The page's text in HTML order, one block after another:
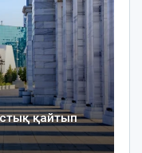
қайтып